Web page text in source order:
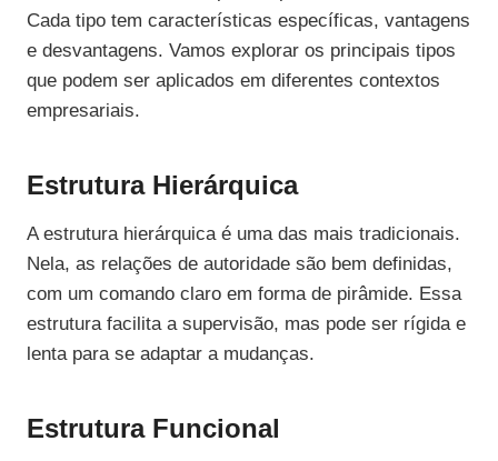
Cada tipo tem características específicas, vantagens
e desvantagens. Vamos explorar os principais tipos
que podem ser aplicados em diferentes contextos
empresariais.
Estrutura Hierárquica
A estrutura hierárquica é uma das mais tradicionais.
Nela, as relações de autoridade são bem definidas,
com um comando claro em forma de pirâmide. Essa
estrutura facilita a supervisão, mas pode ser rígida e
lenta para se adaptar a mudanças.
Estrutura Funcional